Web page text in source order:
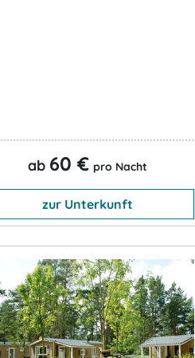
ab 60 € pro Nacht
zur Unterkunft